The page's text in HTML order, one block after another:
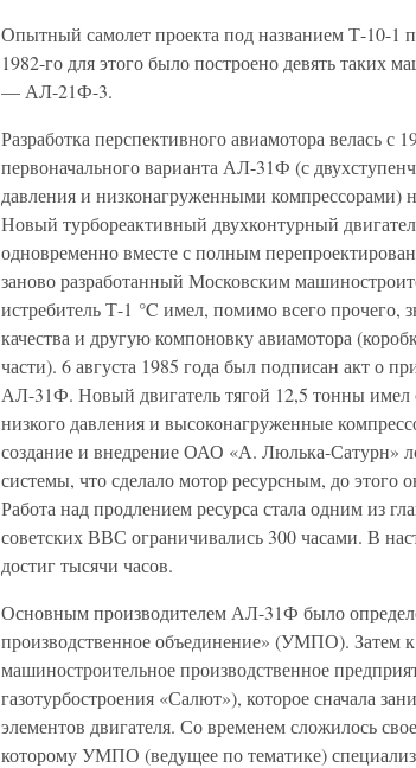
Опытный самолет проекта под названием Т-10-1
1982-го для этого было построено девять таких
— АЛ-21Ф-3.
Разработка перспективного авиамотора велась с
первоначального варианта АЛ-31Ф (с
давления и низконагруженными компрессорами)
Новый турбореактивный двухконтурный
одновременно вместе с полным
заново разработанный Московским
истребитель Т-1 °C имел, помимо всего прочего,
качества и другую компоновку авиамотора
части). 6 августа 1985 года был подписан акт о
АЛ-31Ф. Новый двигатель тягой 12,5 тонны имел
низкого давления и высоконагруженные
создание и внедрение ОАО «А. Люлька-Сатурн»
системы, что сделало мотор ресурсным, до этого
Работа над продлением ресурса стала одним из
советских ВВС ограничивались 300 часами. В
достиг тысячи часов.
Основным производителем АЛ-31Ф было
производственное объединение» (УМПО). Затем
машиностроительное производственное
газотурбостроения «Салют»), которое сначала
элементов двигателя. Со временем сложилось
которому УМПО (ведущее по тематике)